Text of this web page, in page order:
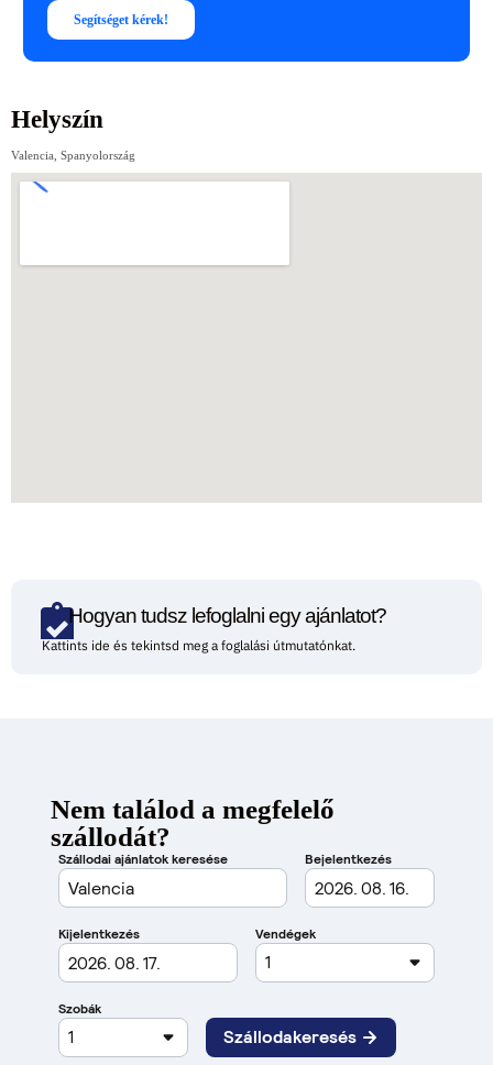
Segítséget kérek!
Helyszín
Valencia, Spanyolország
Hogyan tudsz lefoglalni egy ajánlatot?
Kattints ide és tekintsd meg a foglalási útmutatónkat.
Nem találod a megfelelő
szállodát?